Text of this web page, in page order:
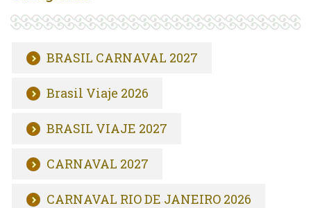
BRASIL CARNAVAL 2027
Brasil Viaje 2026
BRASIL VIAJE 2027
CARNAVAL 2027
CARNAVAL RIO DE JANEIRO 2026